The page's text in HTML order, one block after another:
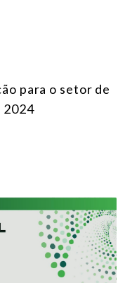
para o setor de
2024